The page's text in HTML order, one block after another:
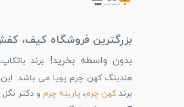
بزرگترین فروشگاه کیف،
بدون واسطه بخرید!
برند
هلدینگ کهن چرم پویا می باشد. این
برندکهن چرم، پارینه چرم و دکتر